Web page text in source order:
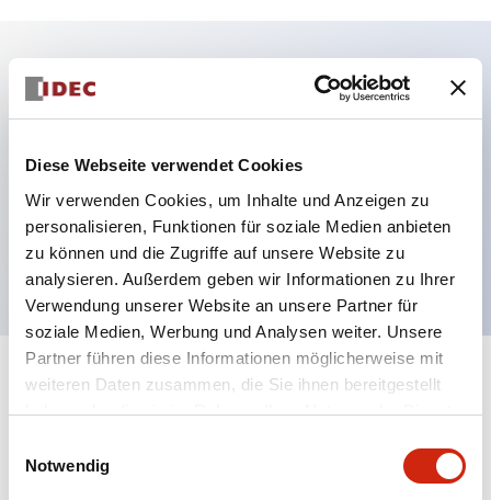
Diese Webseite verwendet Cookies
Wir verwenden Cookies, um Inhalte und Anzeigen zu
personalisieren, Funktionen für soziale Medien anbieten
zu können und die Zugriffe auf unsere Website zu
analysieren. Außerdem geben wir Informationen zu Ihrer
Verwendung unserer Website an unsere Partner für
soziale Medien, Werbung und Analysen weiter. Unsere
Partner führen diese Informationen möglicherweise mit
weiteren Daten zusammen, die Sie ihnen bereitgestellt
haben oder die sie im Rahmen Ihrer Nutzung der Dienste
Notwendig
Hauptmerkmale
Mehrfachbefestigung möglich
eine hochsichere Stiftzuhaltungsstruktur
Schutzart IP65 (IEC60529)
Spezifikationen Alle erweitern